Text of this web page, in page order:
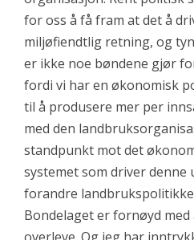
for oss å få fram at det å
miljøfiendtlig retning, og
er ikke noe bøndene gjør
fordi vi har en økonomisk
til å produsere mer per
med den
standpunkt mot det
systemet som driver denne
forandre
Bondelaget er fornøyd